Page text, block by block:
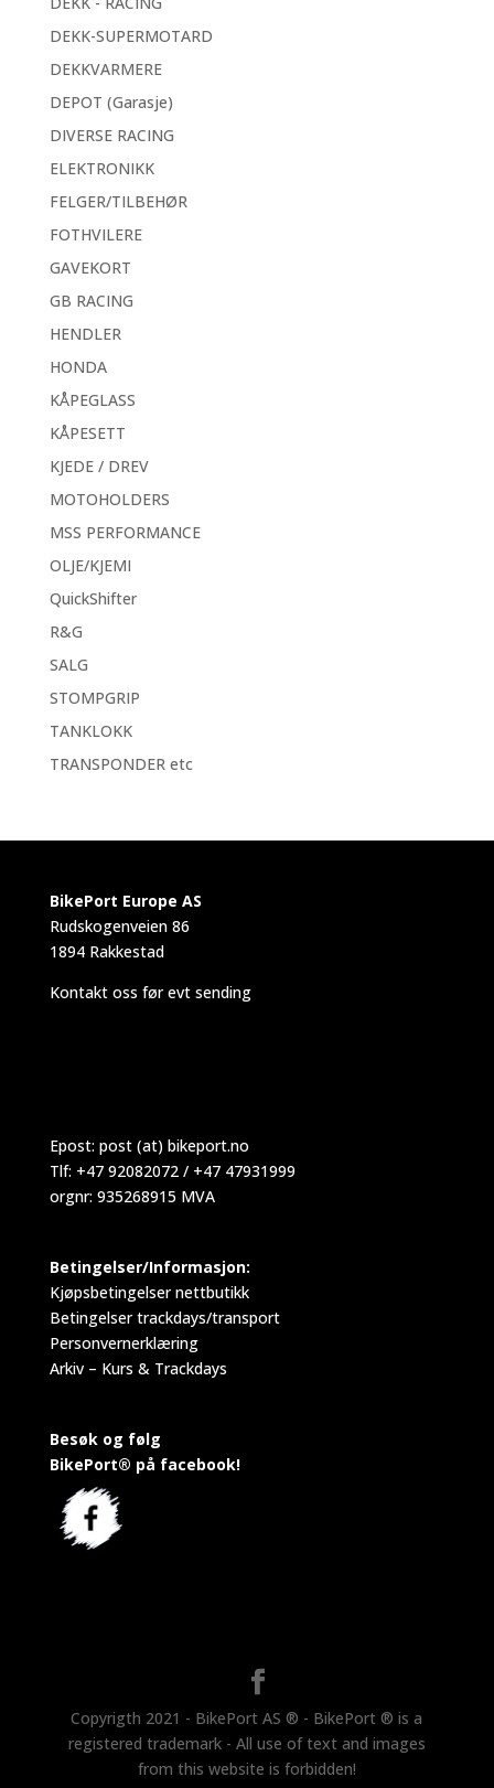
DEKK-SUPERMOTARD
DEKKVARMERE
DEPOT (Garasje)
DIVERSE RACING
ELEKTRONIKK
FELGER/TILBEHØR
FOTHVILERE
GAVEKORT
GB RACING
HENDLER
HONDA
KÅPEGLASS
KÅPESETT
KJEDE / DREV
MOTOHOLDERS
MSS PERFORMANCE
OLJE/KJEMI
QuickShifter
R&G
SALG
STOMPGRIP
TANKLOKK
TRANSPONDER etc
BikePort Europe AS
Rudskogenveien 86
1894 Rakkestad
Kontakt oss før evt sending
Epost: post (at) bikeport.no
Tlf: +47 92082072 / +47 47931999
orgnr: 935268915 MVA
Betingelser/Informasjon:
Kjøpsbetingelser nettbutikk
Betingelser trackdays/transport
Personvernerklæring
Arkiv – Kurs & Trackdays
Besøk og følg
BikePort® på facebook!
Copyrigth 2021 - BikePort AS ® - BikePort ® is a
registered trademark - All use of text and images
from this website is forbidden!